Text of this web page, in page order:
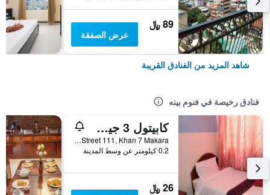
89 ﷼
عرض الصفقة
شاهد المزيد من الفنادق القريبة
فنادق رخيصة في فنوم بينه
كابيتول 3 جيست هاوس
6CE0, Street 111, Khan 7 Makara, فنوم بينه, كمبوديا
0.2 كيلومتر عن وسط المدينة
26 ﷼